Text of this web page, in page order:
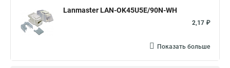
Lanmaster LAN-OK45U5E/90N-WH
2,17 ₽
Показать больше